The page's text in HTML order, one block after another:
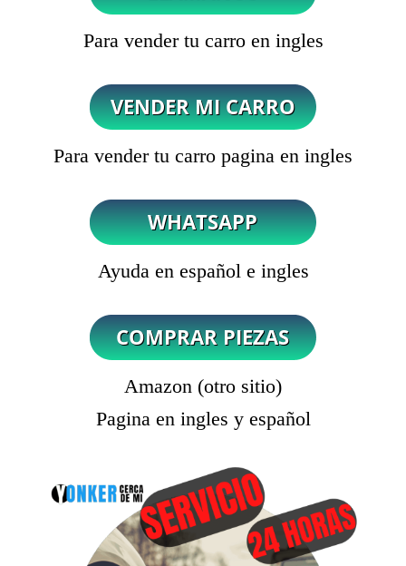
Para vender tu carro en ingles
Para vender tu carro pagina en ingles
Ayuda en español e ingles
Amazon (otro sitio)
Pagina en ingles y español